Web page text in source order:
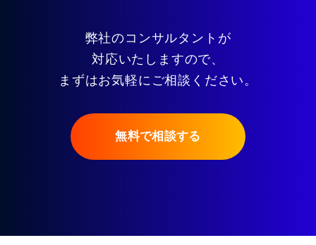
弊社のコンサルタントが
対応いたしますので、
まずはお気軽にご相談ください。
無料で相談する